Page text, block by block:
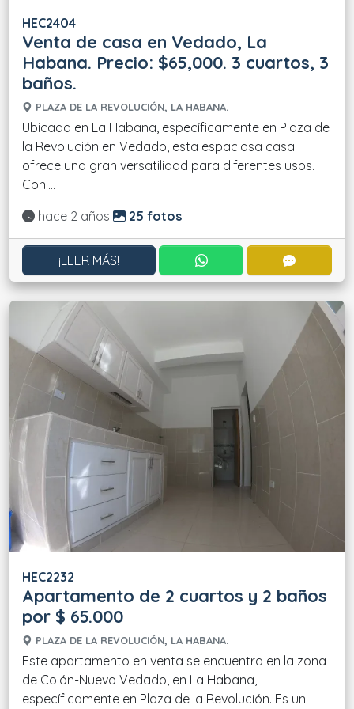
HEC2404
Venta de casa en Vedado, La
Habana. Precio: $65,000. 3 cuartos, 3
baños.
PLAZA DE LA REVOLUCIÓN, LA HABANA.
Ubicada en La Habana, específicamente en Plaza de
la Revolución en Vedado, esta espaciosa casa
ofrece una gran versatilidad para diferentes usos.
Con....
Actualizado:
hace 2 años 25 fotos
¡LEER MÁS! CONTACTAR POR
HEC2232
Apartamento de 2 cuartos y 2 baños
por $ 65.000
PLAZA DE LA REVOLUCIÓN, LA HABANA.
Este apartamento en venta se encuentra en la zona
de Colón-Nuevo Vedado, en La Habana,
específicamente en Plaza de la Revolución. Es un